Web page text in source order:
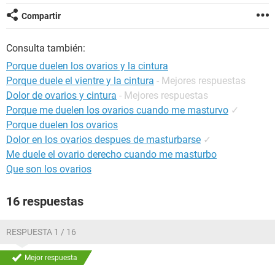
Compartir
Consulta también:
Porque duelen los ovarios y la cintura
Porque duele el vientre y la cintura - Mejores respuestas
Dolor de ovarios y cintura - Mejores respuestas
Porque me duelen los ovarios cuando me masturvo ✓
Porque duelen los ovarios
Dolor en los ovarios despues de masturbarse ✓
Me duele el ovario derecho cuando me masturbo
Que son los ovarios
16 respuestas
RESPUESTA 1 / 16
Mejor respuesta